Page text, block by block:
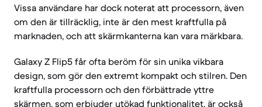
Vissa användare har dock noterat att processorn, även
om den är tillräcklig, inte är den mest kraftfulla på
marknaden, och att skärmkanterna kan vara märkbara.
Galaxy Z Flip5 får ofta beröm för sin unika vikbara
design, som gör den extremt kompakt och stilren. Den
kraftfulla processorn och den förbättrade yttre
skärmen, som erbjuder utökad funktionalitet, är också